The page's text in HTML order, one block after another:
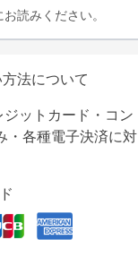
読みください。
法について
ットカード・コン
・各種電子決済に対